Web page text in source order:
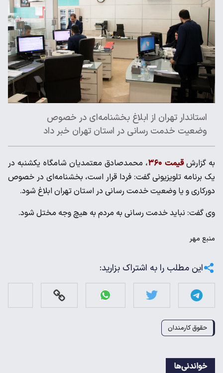
استاندار تهران از ابلاغ بخشنامه‌ای در خصوص
وضعیت خدمت رسانی در استان تهران خبر داد
به گزارش قیمت ۳۶۰
، محمدصادق معتمدیان شامگاه یکشنبه در
یک برنامه تلویزیونی گفت: فردا قرار است، بخشنامه‌ای در خصوص
دورکاری و یا وضعیت خدمت رسانی در استان تهران ابلاغ شود.
وی گفت: نباید خدمت رسانی به مردم به هیچ وجه مختل شود.
منبع مهر
این مطلب را به اشتراک بزارید:
حقوق کارمندان
خواندنی‌ها